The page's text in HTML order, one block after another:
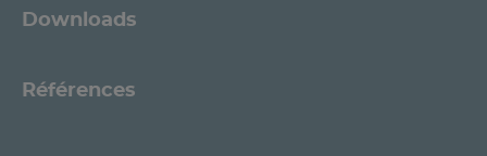
Downloads
Références